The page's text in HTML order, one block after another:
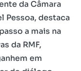
da Câmara
Pessoa, destaca
a mais na
da RMF,
em